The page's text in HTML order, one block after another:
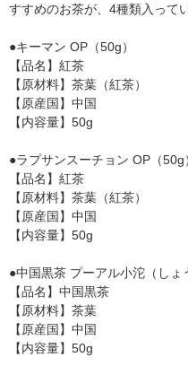
すすめのお茶が、4種類入って
●キーマン OP（50g）
【品名】紅茶
【原材料】茶葉（紅茶）
【原産国】中国
【内容量】50g
●ラプサンスーチョン OP（50g
【品名】紅茶
【原材料】茶葉（紅茶）
【原産国】中国
【内容量】50g
●中国黒茶 プーアル小沱（しょ
【品名】中国黒茶
【原材料】茶葉
【原産国】中国
【内容量】50g